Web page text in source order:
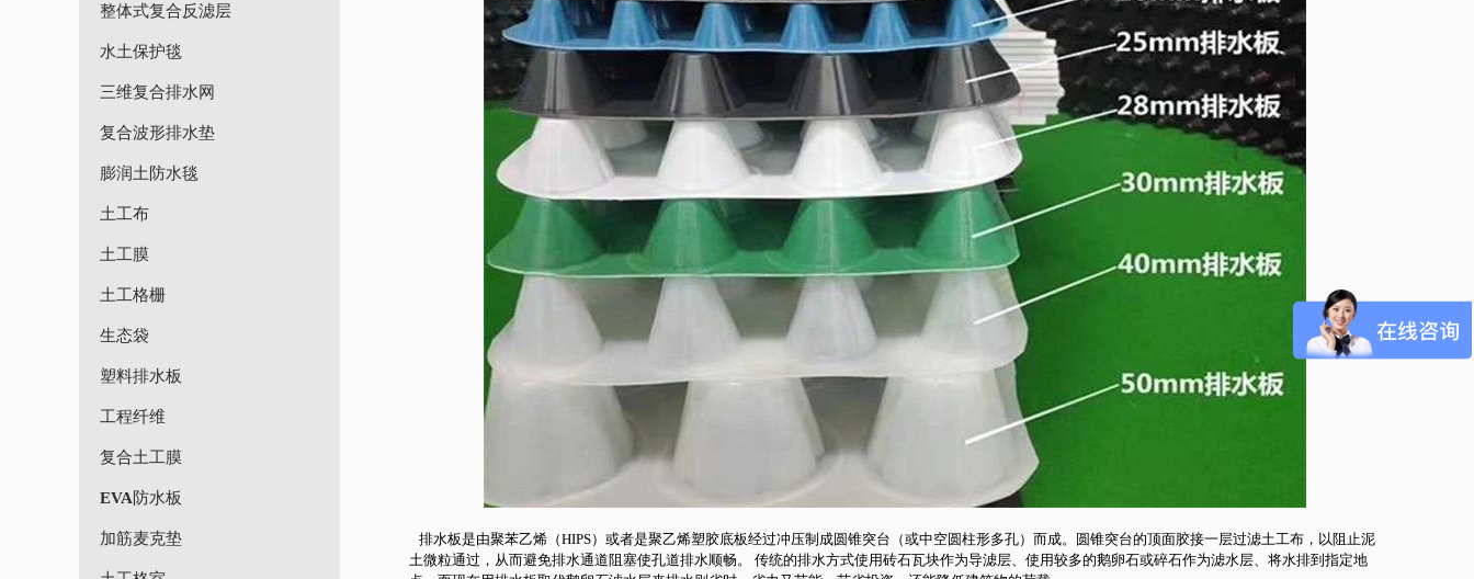
整体式复合反滤层
水土保护毯
三维复合排水网
复合波形排水垫
膨润土防水毯
土工布
土工膜
土工格栅
生态袋
塑料排水板
工程纤维
复合土工膜
EVA防水板
加筋麦克垫
排水板是由聚苯乙烯（HIPS）或者是聚乙烯塑胶底板经过冲压制成圆锥突台（或中空圆柱形多孔）而成。圆锥突台的顶面胶接一层过滤土工布，以阻止泥
土微粒通过，从而避免排水通道阻塞使孔道排水顺畅。 传统的排水方式使用砖石瓦块作为导滤层、使用较多的鹅卵石或碎石作为滤水层、将水排到指定地